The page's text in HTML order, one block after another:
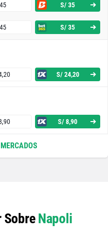
S/ 35
S/ 35
S/ 24,20
S/ 8,90
S/ 7,50
SobreNapoli